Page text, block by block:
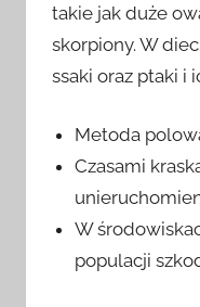
takie jak duże
skorpiony. W
ssaki oraz ptaki i
Metoda
Czasami
W
populacji